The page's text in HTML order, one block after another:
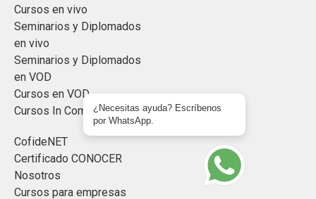
Cursos en vivo
Seminarios y Diplomados
en vivo
Seminarios y Diplomados
en VOD
Cursos en VOD
Cursos In Company
CofideNET
Certificado CONOCER
Nosotros
Cursos para empresas
¿Necesitas ayuda? Escríbenos
por WhatsApp.